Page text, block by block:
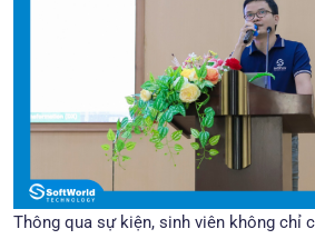
Thông qua sự kiện, sinh viên không chỉ